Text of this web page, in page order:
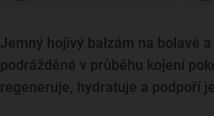
Jemný hojivý balzám na bolavé
podrážděné v průběhu kojení
regeneruje, hydratuje a podpoří